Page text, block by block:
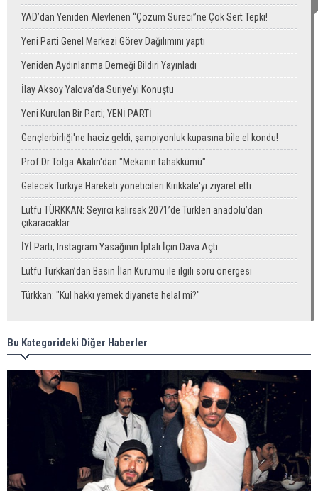
YAD’dan Yeniden Alevlenen “Çözüm Süreci”ne Çok Sert Tepki!
Yeni Parti Genel Merkezi Görev Dağılımını yaptı
Yeniden Aydınlanma Derneği Bildiri Yayınladı
İlay Aksoy Yalova’da Suriye’yi Konuştu
Yeni Kurulan Bir Parti; YENİ PARTİ
Gençlerbirliği'ne haciz geldi, şampiyonluk kupasına bile el kondu!
Prof.Dr Tolga Akalın'dan "Mekanın tahakkümü"
Gelecek Türkiye Hareketi yöneticileri Kırıkkale'yi ziyaret etti.
Lütfü TÜRKKAN: Seyirci kalırsak 2071’de Türkleri anadolu’dan
çıkaracaklar
İYİ Parti, Instagram Yasağının İptali İçin Dava Açtı
Lütfü Türkkan’dan Basın İlan Kurumu ile ilgili soru önergesi
Türkkan: "Kul hakkı yemek diyanete helal mi?"
Bu Kategorideki Diğer Haberler